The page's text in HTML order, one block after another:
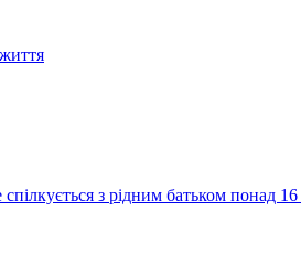
з рідним батьком понад 16